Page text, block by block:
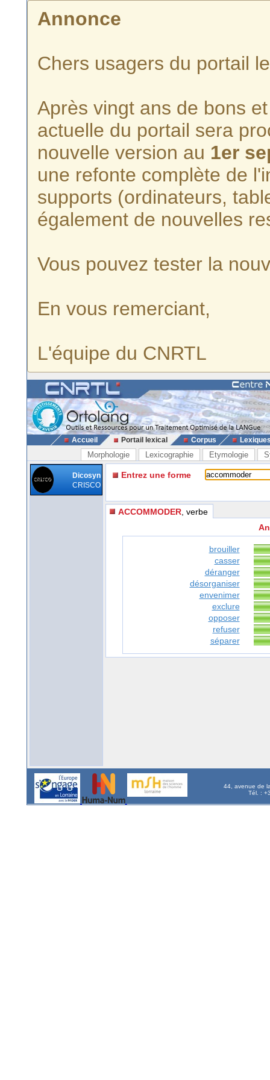
Annonce
Chers usagers du portail
Après vingt ans de bons
actuelle du portail sera
nouvelle version au 1er
une refonte complète de
supports (ordinateurs,
également de nouvelles
Vous pouvez tester la
En vous remerciant,
L'équipe du CNRTL
Accueil Portail lexical Corpus
Morphologie Lexicographie Etymologie
Dicosyn
CRISCO
Entrez une forme
ACCOMMODER , verbe
brouiller
casser
déranger
désorganiser
envenimer
exclure
opposer
refuser
séparer
44, avenue de
Tél. :